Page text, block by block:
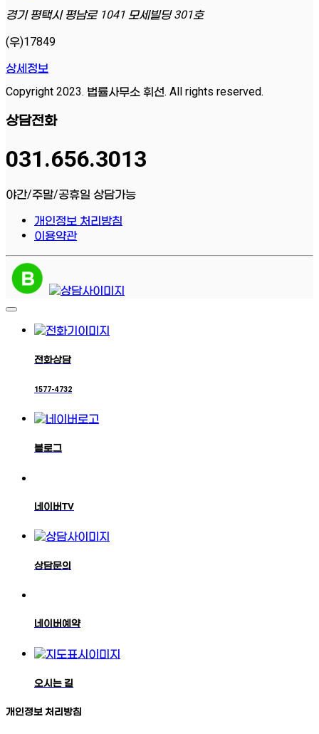
경기 평택시 평남로 1041 모세빌딩 301호
(우)17849
상세정보
Copyright 2023. 법률사무소 휘선. All rights reserved.
상담전화
031.656.3013
야간/주말/공휴일 상담가능
개인정보 처리방침
이용약관
전화상담
1577-4732
블로그
네이버TV
상담문의
네이버예약
오시는 길
개인정보 처리방침